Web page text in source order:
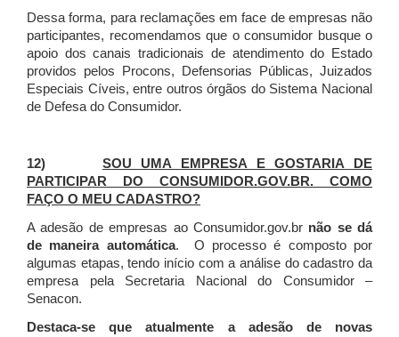
Dessa forma, para reclamações em face de empresas não
participantes, recomendamos que o consumidor busque o
apoio dos canais tradicionais de atendimento do Estado
providos pelos Procons, Defensorias Públicas, Juizados
Especiais Cíveis, entre outros órgãos do Sistema Nacional
de Defesa do Consumidor.
12) SOU UMA EMPRESA E GOSTARIA DE
PARTICIPAR DO CONSUMIDOR.GOV.BR. COMO
FAÇO O MEU CADASTRO?
A adesão de empresas ao Consumidor.gov.br não se dá
de maneira automática. O processo é composto por
algumas etapas, tendo início com a análise do cadastro da
empresa pela Secretaria Nacional do Consumidor –
Senacon.
Destaca-se que atualmente a adesão de novas